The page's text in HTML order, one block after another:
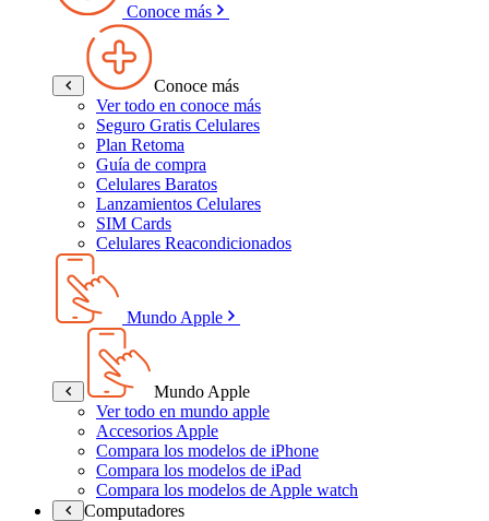
Conoce más
Conoce más
Ver todo en conoce más
Seguro Gratis Celulares
Plan Retoma
Guía de compra
Celulares Baratos
Lanzamientos Celulares
SIM Cards
Celulares Reacondicionados
Mundo Apple
Mundo Apple
Ver todo en mundo apple
Accesorios Apple
Compara los modelos de iPhone
Compara los modelos de iPad
Compara los modelos de Apple watch
Computadores